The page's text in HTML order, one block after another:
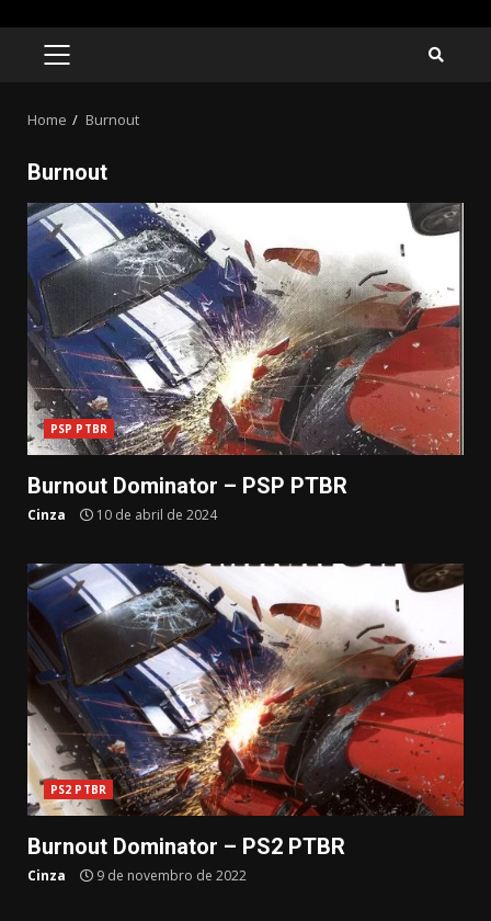
PRIMARY
Home Burnout
Burnout
PSP PTBR
Burnout Dominator – PSP PTBR
Cinza 10 de abril de 2024
PS2 PTBR
Burnout Dominator – PS2 PTBR
Cinza 9 de novembro de 2022